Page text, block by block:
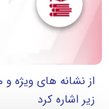
از نشانه های ویژه
زیر اشاره کرد